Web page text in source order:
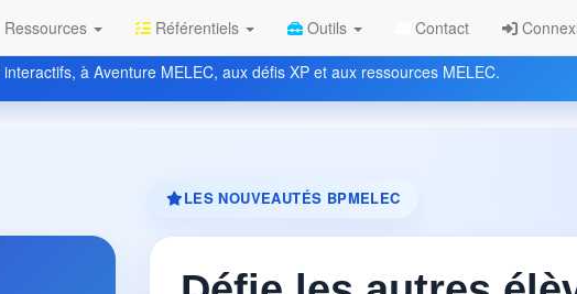
Ressources Référentiels Outils Contact
à Aventure MELEC, aux défis XP et aux ressources MELEC.
LES NOUVEAUTÉS BPMELEC